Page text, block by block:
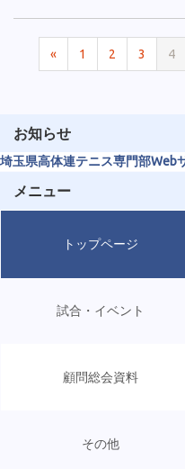
« 1 2 3 4
お知らせ
埼玉県高体連テニス専門部Web
メニュー
トップページ
試合・イベント
顧問総会資料
その他